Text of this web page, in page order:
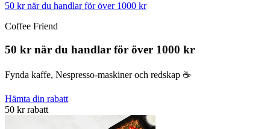
50 kr när du handlar för över 1000 kr
Coffee Friend
50 kr när du handlar för över 1000 kr
Fynda kaffe, Nespresso-maskiner och redskap ☕️
Hämta din rabatt
50 kr rabatt